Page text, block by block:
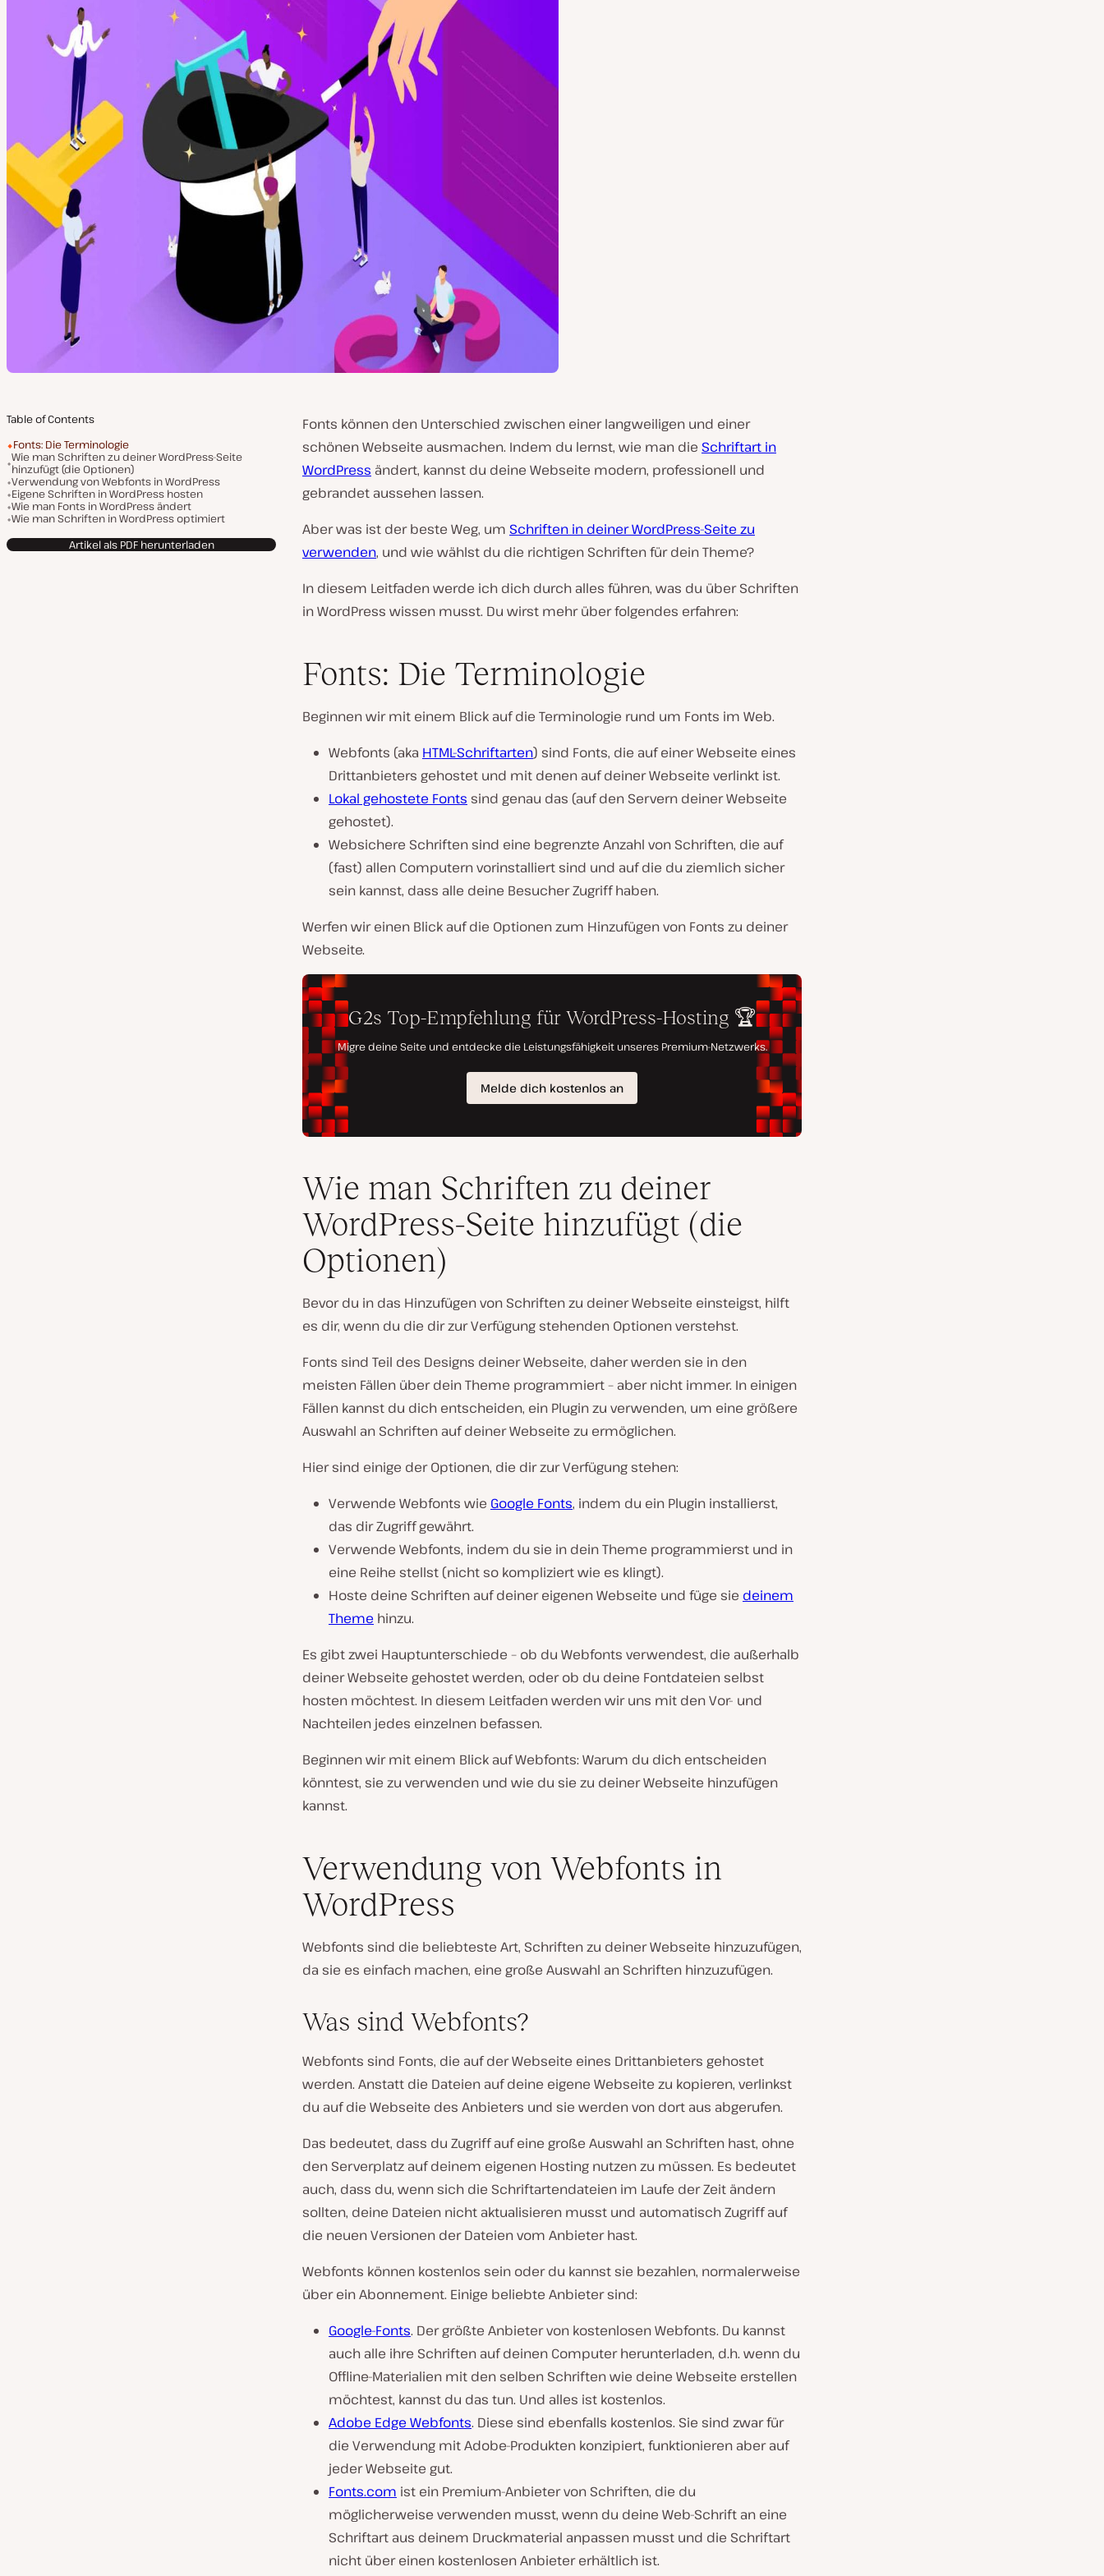
Table of Contents
Fonts: Die Terminologie
Wie man Schriften zu deiner WordPress-Seite
hinzufügt (die Optionen)
Verwendung von Webfonts in WordPress
Eigene Schriften in WordPress hosten
Wie man Fonts in WordPress ändert
Wie man Schriften in WordPress optimiert
Artikel als PDF herunterladen
Fonts können den Unterschied zwischen einer langweiligen und einer
schönen Webseite ausmachen. Indem du lernst, wie man die Schriftart in
WordPress ändert, kannst du deine Webseite modern, professionell und
gebrandet aussehen lassen.
Aber was ist der beste Weg, um Schriften in deiner WordPress-Seite zu
verwenden, und wie wählst du die richtigen Schriften für dein Theme?
In diesem Leitfaden werde ich dich durch alles führen, was du über Schriften
in WordPress wissen musst. Du wirst mehr über folgendes erfahren:
Fonts: Die Terminologie
Beginnen wir mit einem Blick auf die Terminologie rund um Fonts im Web.
Webfonts (aka HTML-Schriftarten) sind Fonts, die auf einer Webseite eines
Drittanbieters gehostet und mit denen auf deiner Webseite verlinkt ist.
Lokal gehostete Fonts sind genau das (auf den Servern deiner Webseite
gehostet).
Websichere Schriften sind eine begrenzte Anzahl von Schriften, die auf
(fast) allen Computern vorinstalliert sind und auf die du ziemlich sicher
sein kannst, dass alle deine Besucher Zugriff haben.
Werfen wir einen Blick auf die Optionen zum Hinzufügen von Fonts zu deiner
Webseite.
Wie man Schriften zu deiner
WordPress-Seite hinzufügt (die
Optionen)
Bevor du in das Hinzufügen von Schriften zu deiner Webseite einsteigst, hilft
es dir, wenn du die dir zur Verfügung stehenden Optionen verstehst.
Fonts sind Teil des Designs deiner Webseite, daher werden sie in den
meisten Fällen über dein Theme programmiert – aber nicht immer. In einigen
Fällen kannst du dich entscheiden, ein Plugin zu verwenden, um eine größere
Auswahl an Schriften auf deiner Webseite zu ermöglichen.
Hier sind einige der Optionen, die dir zur Verfügung stehen:
Verwende Webfonts wie Google Fonts, indem du ein Plugin installierst,
das dir Zugriff gewährt.
Verwende Webfonts, indem du sie in dein Theme programmierst und in
eine Reihe stellst (nicht so kompliziert wie es klingt).
Hoste deine Schriften auf deiner eigenen Webseite und füge sie deinem
Theme hinzu.
Es gibt zwei Hauptunterschiede – ob du Webfonts verwendest, die außerhalb
deiner Webseite gehostet werden, oder ob du deine Fontdateien selbst
hosten möchtest. In diesem Leitfaden werden wir uns mit den Vor- und
Nachteilen jedes einzelnen befassen.
Beginnen wir mit einem Blick auf Webfonts: Warum du dich entscheiden
könntest, sie zu verwenden und wie du sie zu deiner Webseite hinzufügen
kannst.
Verwendung von Webfonts in
WordPress
Webfonts sind die beliebteste Art, Schriften zu deiner Webseite hinzuzufügen,
da sie es einfach machen, eine große Auswahl an Schriften hinzuzufügen.
Was sind Webfonts?
Webfonts sind Fonts, die auf der Webseite eines Drittanbieters gehostet
werden. Anstatt die Dateien auf deine eigene Webseite zu kopieren, verlinkst
du auf die Webseite des Anbieters und sie werden von dort aus abgerufen.
Das bedeutet, dass du Zugriff auf eine große Auswahl an Schriften hast, ohne
den Serverplatz auf deinem eigenen Hosting nutzen zu müssen. Es bedeutet
auch, dass du, wenn sich die Schriftartendateien im Laufe der Zeit ändern
sollten, deine Dateien nicht aktualisieren musst und automatisch Zugriff auf
die neuen Versionen der Dateien vom Anbieter hast.
Webfonts können kostenlos sein oder du kannst sie bezahlen, normalerweise
über ein Abonnement. Einige beliebte Anbieter sind:
Google-Fonts. Der größte Anbieter von kostenlosen Webfonts. Du kannst
auch alle ihre Schriften auf deinen Computer herunterladen, d.h. wenn du
Offline-Materialien mit den selben Schriften wie deine Webseite erstellen
möchtest, kannst du das tun. Und alles ist kostenlos.
Adobe Edge Webfonts. Diese sind ebenfalls kostenlos. Sie sind zwar für
die Verwendung mit Adobe-Produkten konzipiert, funktionieren aber auf
jeder Webseite gut.
Fonts.com ist ein Premium-Anbieter von Schriften, die du
möglicherweise verwenden musst, wenn du deine Web-Schrift an eine
Schriftart aus deinem Druckmaterial anpassen musst und die Schriftart
nicht über einen kostenlosen Anbieter erhältlich ist.